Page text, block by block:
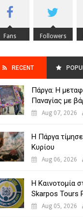
Fans Followers
RECENT
Πάργα: Η
Παναγίας με
Aug 07, 2026
Η Πάργα
Κυρίου
Aug 06, 2026
Η Καινοτομία
Skarpos Tours
Aug 05, 2026